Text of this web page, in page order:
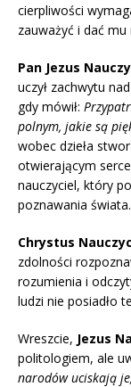
cierpliwości
zauważyć i dać
Pan Jezus
uczył zachwytu
gdy mówił:
polnym, jakie są
wobec dzieła
otwierającym
nauczyciel, który
poznawania świata.
Chrystus
zdolności
rozumienia i
ludzi nie posiadło
Wreszcie, Jezus
politologiem, ale
narodów uciskają